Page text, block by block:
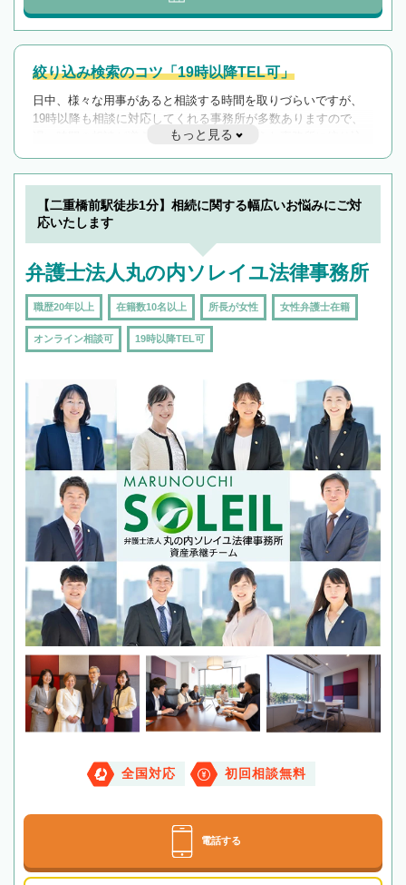
絞り込み検索のコツ「19時以降TEL可」
日中、様々な用事があると相談する時間を取りづらいですが、
19時以降も相談に対応してくれる事務所が多数ありますので、
遅い時間の相談が増えそうな場合はそのような事務所に絞り込
んで検索してみましょう。
19時以降TEL可の条件
を加えて再検索
もっと見る
【二重橋前駅徒歩1分】相続に関する幅広いお悩みにご対
応いたします
弁護士法人丸の内ソレイユ法律事務所
職歴20年以上 在籍数10名以上 所長が女性 女性弁護士在籍
オンライン相談可 19時以降TEL可
全国対応 初回相談無料
電話する